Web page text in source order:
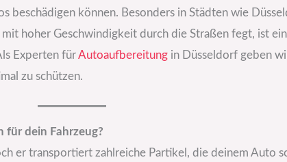
beschädigen können. Besonders in Städten wie
hoher Geschwindigkeit durch die Straßen fegt, ist
Experten fürAutoaufbereitung in Düsseldorf geben
zu schützen.
für dein Fahrzeug?
er transportiert zahlreiche Partikel, die deinem Auto